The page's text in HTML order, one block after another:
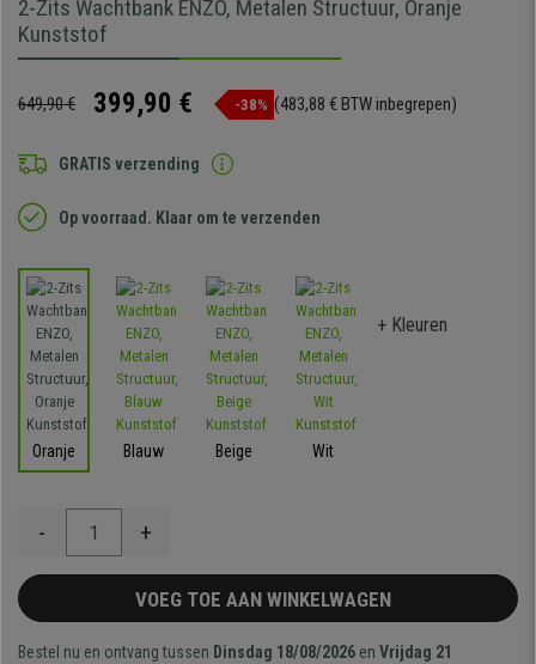
2-Zits Wachtbank ENZO, Metalen Structuur, Oranje
Kunststof
649,90 € 399,90 € -38% (483,88 € BTW inbegrepen)
GRATIS verzending
Op voorraad. Klaar om te verzenden
Oranje Blauw Beige Wit
+ Kleuren
- +
VOEG TOE AAN WINKELWAGEN
Bestel nu en ontvang tussen Dinsdag 18/08/2026 en Vrijdag 21